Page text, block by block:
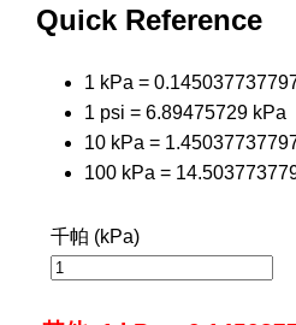
Quick Reference
1 kPa =
1 psi = 6.89475729 kPa
10 kPa =
100 kPa =
千帕 (kPa)